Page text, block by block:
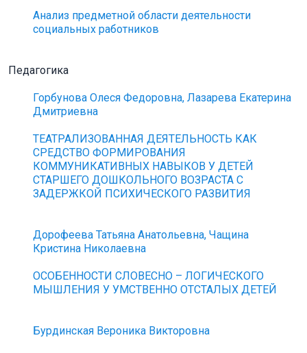
Анализ предметной области деятельности
социальных работников
Педагогика
Горбунова Олеся Федоровна, Лазарева Екатерина
Дмитриевна
ТЕАТРАЛИЗОВАННАЯ ДЕЯТЕЛЬНОСТЬ КАК
СРЕДСТВО ФОРМИРОВАНИЯ
КОММУНИКАТИВНЫХ НАВЫКОВ У ДЕТЕЙ
СТАРШЕГО ДОШКОЛЬНОГО ВОЗРАСТА С
ЗАДЕРЖКОЙ ПСИХИЧЕСКОГО РАЗВИТИЯ
Дорофеева Татьяна Анатольевна, Чащина
Кристина Николаевна
ОСОБЕННОСТИ СЛОВЕСНО – ЛОГИЧЕСКОГО
МЫШЛЕНИЯ У УМСТВЕННО ОТСТАЛЫХ ДЕТЕЙ
Бурдинская Вероника Викторовна